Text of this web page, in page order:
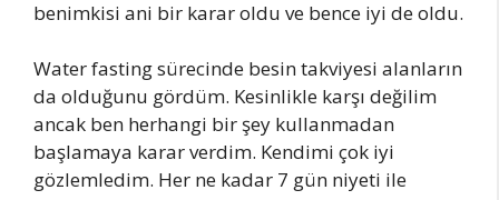
benimkisi ani bir karar oldu ve bence iyi de oldu.
Water fasting sürecinde besin takviyesi alanların
da olduğunu gördüm. Kesinlikle karşı değilim
ancak ben herhangi bir şey kullanmadan
başlamaya karar verdim. Kendimi çok iyi
gözlemledim. Her ne kadar 7 gün niyeti ile